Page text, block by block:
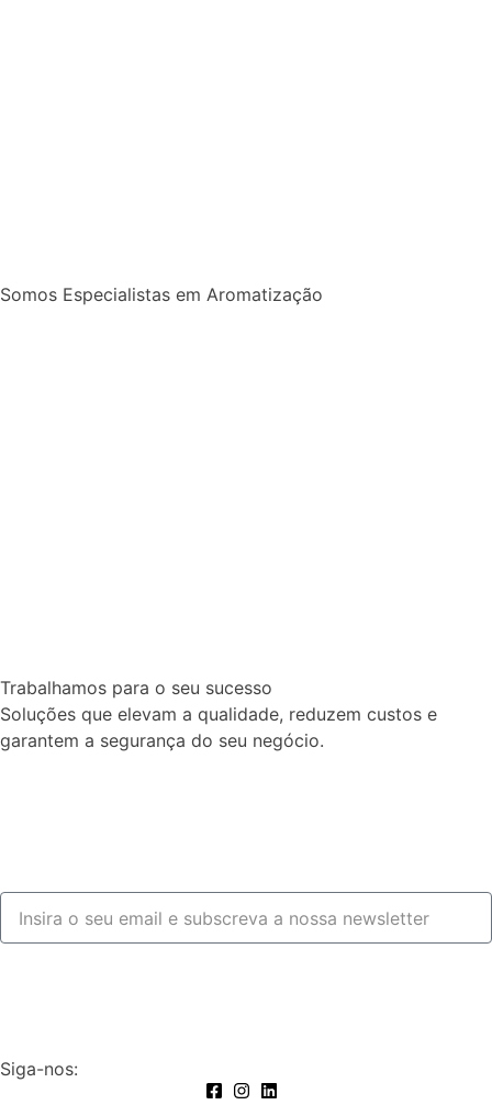
Somos Especialistas em Aromatização
Trabalhamos para o seu sucesso
Soluções que elevam a qualidade, reduzem custos e
garantem a segurança do seu negócio.
Siga-nos: